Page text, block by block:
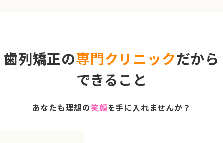
歯列矯正の専門クリニックだから
できること
あなたも理想の笑顔を手に入れませんか？